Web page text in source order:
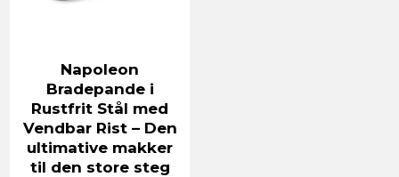
Napoleon
Bradepande i
Rustfrit Stål med
Vendbar Rist – Den
ultimative makker
til den store steg